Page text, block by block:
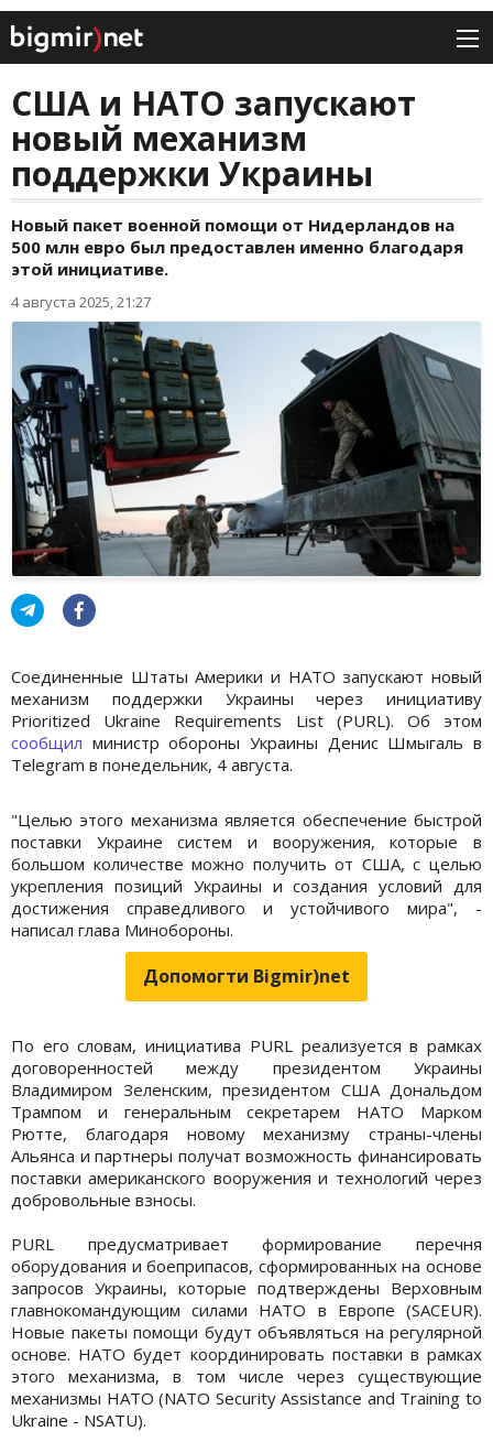
США и НАТО запускают
новый механизм
поддержки Украины
Новый пакет военной помощи от Нидерландов на
500 млн евро был предоставлен именно благодаря
этой инициативе.
4 августа 2025, 21:27
Соединенные Штаты Америки и НАТО запускают новый
механизм поддержки Украины через инициативу
Prioritized Ukraine Requirements List (PURL). Об этом
сообщил министр обороны Украины Денис Шмыгаль в
Telegram в понедельник, 4 августа.
"Целью этого механизма является обеспечение быстрой
поставки Украине систем и вооружения, которые в
большом количестве можно получить от США, с целью
укрепления позиций Украины и создания условий для
достижения справедливого и устойчивого мира", -
написал глава Минобороны.
Допомогти Bigmir)net
По его словам, инициатива PURL реализуется в рамках
договоренностей между президентом Украины
Владимиром Зеленским, президентом США Дональдом
Трампом и генеральным секретарем НАТО Марком
Рютте, благодаря новому механизму страны-члены
Альянса и партнеры получат возможность финансировать
поставки американского вооружения и технологий через
добровольные взносы.
PURL предусматривает формирование перечня
оборудования и боеприпасов, сформированных на основе
запросов Украины, которые подтверждены Верховным
главнокомандующим силами НАТО в Европе (SACEUR).
Новые пакеты помощи будут объявляться на регулярной
основе. НАТО будет координировать поставки в рамках
этого механизма, в том числе через существующие
механизмы НАТО (NATO Security Assistance and Training to
Ukraine - NSATU).